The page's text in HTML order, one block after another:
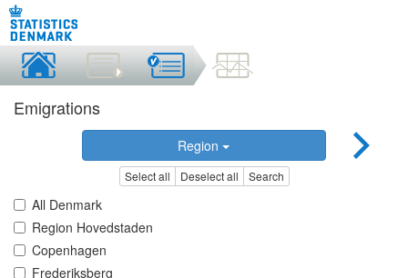
Emigrations
Region
Select all Deselect all Search
All Denmark
Region Hovedstaden
Copenhagen
Frederiksberg